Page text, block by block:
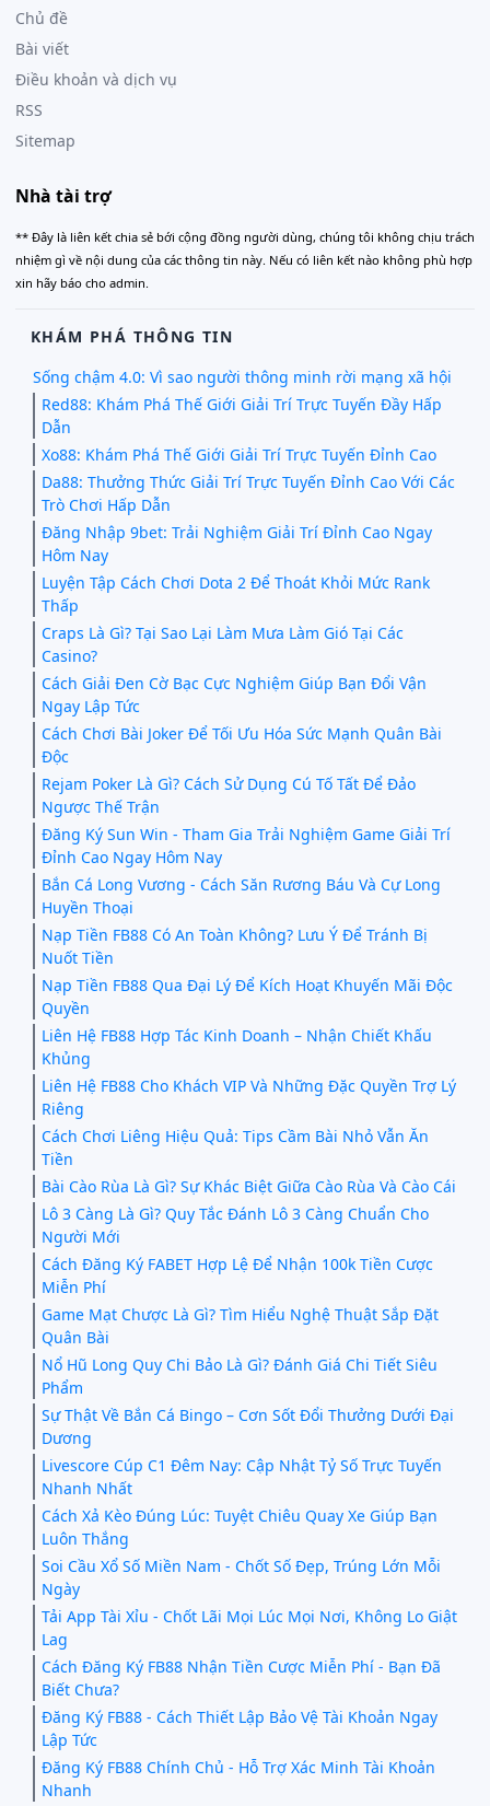
Chủ đề
Bài viết
Điều khoản và dịch vụ
RSS
Sitemap
Nhà tài trợ
** Đây là liên kết chia sẻ bới cộng đồng người dùng, chúng tôi không chịu trách
nhiệm gì về nội dung của các thông tin này. Nếu có liên kết nào không phù hợp
xin hãy báo cho admin.
KHÁM PHÁ THÔNG TIN
Sống chậm 4.0: Vì sao người thông minh rời mạng xã hội
Red88: Khám Phá Thế Giới Giải Trí Trực Tuyến Đầy Hấp
Dẫn
Xo88: Khám Phá Thế Giới Giải Trí Trực Tuyến Đỉnh Cao
Da88: Thưởng Thức Giải Trí Trực Tuyến Đỉnh Cao Với Các
Trò Chơi Hấp Dẫn
Đăng Nhập 9bet: Trải Nghiệm Giải Trí Đỉnh Cao Ngay
Hôm Nay
Luyện Tập Cách Chơi Dota 2 Để Thoát Khỏi Mức Rank
Thấp
Craps Là Gì? Tại Sao Lại Làm Mưa Làm Gió Tại Các
Casino?
Cách Giải Đen Cờ Bạc Cực Nghiệm Giúp Bạn Đổi Vận
Ngay Lập Tức
Cách Chơi Bài Joker Để Tối Ưu Hóa Sức Mạnh Quân Bài
Độc
Rejam Poker Là Gì? Cách Sử Dụng Cú Tố Tất Để Đảo
Ngược Thế Trận
Đăng Ký Sun Win - Tham Gia Trải Nghiệm Game Giải Trí
Đỉnh Cao Ngay Hôm Nay
Bắn Cá Long Vương - Cách Săn Rương Báu Và Cự Long
Huyền Thoại
Nạp Tiền FB88 Có An Toàn Không? Lưu Ý Để Tránh Bị
Nuốt Tiền
Nạp Tiền FB88 Qua Đại Lý Để Kích Hoạt Khuyến Mãi Độc
Quyền
Liên Hệ FB88 Hợp Tác Kinh Doanh – Nhận Chiết Khấu
Khủng
Liên Hệ FB88 Cho Khách VIP Và Những Đặc Quyền Trợ Lý
Riêng
Cách Chơi Liêng Hiệu Quả: Tips Cầm Bài Nhỏ Vẫn Ăn
Tiền
Bài Cào Rùa Là Gì? Sự Khác Biệt Giữa Cào Rùa Và Cào Cái
Lô 3 Càng Là Gì? Quy Tắc Đánh Lô 3 Càng Chuẩn Cho
Người Mới
Cách Đăng Ký FABET Hợp Lệ Để Nhận 100k Tiền Cược
Miễn Phí
Game Mạt Chược Là Gì? Tìm Hiểu Nghệ Thuật Sắp Đặt
Quân Bài
Nổ Hũ Long Quy Chi Bảo Là Gì? Đánh Giá Chi Tiết Siêu
Phẩm
Sự Thật Về Bắn Cá Bingo – Cơn Sốt Đổi Thưởng Dưới Đại
Dương
Livescore Cúp C1 Đêm Nay: Cập Nhật Tỷ Số Trực Tuyến
Nhanh Nhất
Cách Xả Kèo Đúng Lúc: Tuyệt Chiêu Quay Xe Giúp Bạn
Luôn Thắng
Soi Cầu Xổ Số Miền Nam - Chốt Số Đẹp, Trúng Lớn Mỗi
Ngày
Tải App Tài Xỉu - Chốt Lãi Mọi Lúc Mọi Nơi, Không Lo Giật
Lag
Cách Đăng Ký FB88 Nhận Tiền Cược Miễn Phí - Bạn Đã
Biết Chưa?
Đăng Ký FB88 - Cách Thiết Lập Bảo Vệ Tài Khoản Ngay
Lập Tức
Đăng Ký FB88 Chính Chủ - Hỗ Trợ Xác Minh Tài Khoản
Nhanh